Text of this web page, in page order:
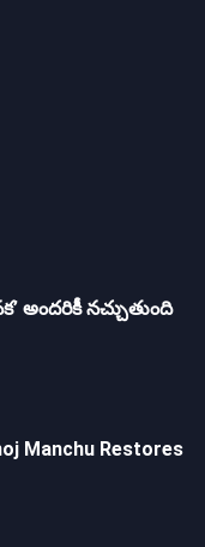
అందరికీ నచ్చుతుంది
Manchu Restores